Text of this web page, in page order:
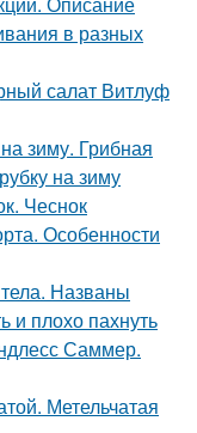
в разных
салат Витлуф
зиму. Грибная
на зиму
Чеснок
Особенности
Названы
и плохо пахнуть
Саммер.
Метельчатая